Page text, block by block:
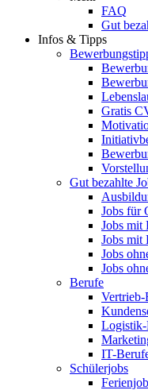
FAQ
Gut
Infos & Tipps
Gratis
Gut bezahlte
Jobs für
Jobs mit
Jobs mit
Jobs
Jobs
Berufe
Vertrieb-
IT-
Schülerjobs